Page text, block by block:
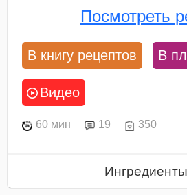
Посмотреть
В книгу рецептов В
Видео
60 мин 19 350
Ингредиенты